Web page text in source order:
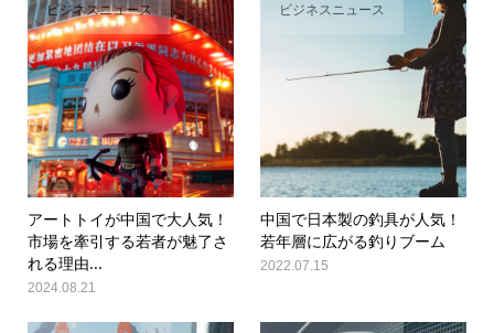
ビジネスニュース
アートトイが中国で大人気！
市場を牽引する若者が魅了さ
れる理由...
2024.08.21
ビジネスニュース
中国で日本製の釣具が人気！
若年層に広がる釣りブーム
2022.07.15